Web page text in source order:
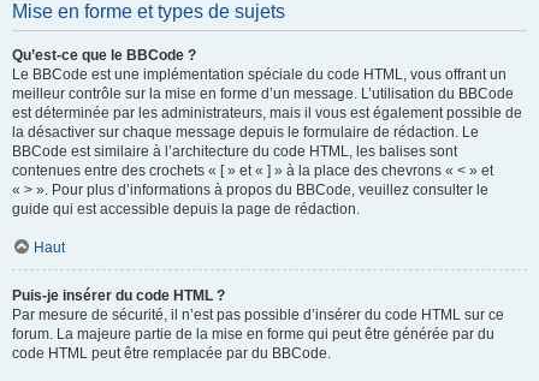
Mise en forme et types de sujets
Qu’est-ce que le BBCode ?
Le BBCode est une implémentation spéciale du code HTML, vous offrant un
meilleur contrôle sur la mise en forme d’un message. L’utilisation du BBCode
est déterminée par les administrateurs, mais il vous est également possible de
la désactiver sur chaque message depuis le formulaire de rédaction. Le
BBCode est similaire à l’architecture du code HTML, les balises sont
contenues entre des crochets « [ » et « ] » à la place des chevrons « < » et
« > ». Pour plus d’informations à propos du BBCode, veuillez consulter le
guide qui est accessible depuis la page de rédaction.
Haut
Puis-je insérer du code HTML ?
Par mesure de sécurité, il n’est pas possible d’insérer du code HTML sur ce
forum. La majeure partie de la mise en forme qui peut être générée par du
code HTML peut être remplacée par du BBCode.